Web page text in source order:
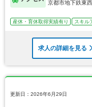
京都市地下鉄東
産休・育休取得実績有り スキル
求人の詳細を見る
更新日：2026年6月29日